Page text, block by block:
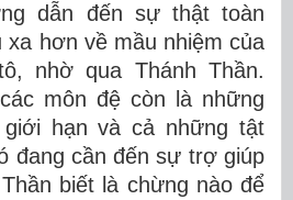
dẫn đến sự thật toàn
xa hơn về mầu nhiệm của
nhờ qua Thánh Thần.
môn đệ còn là những
hạn và cả những tật
đang cần đến sự trợ giúp
biết là chừng nào để